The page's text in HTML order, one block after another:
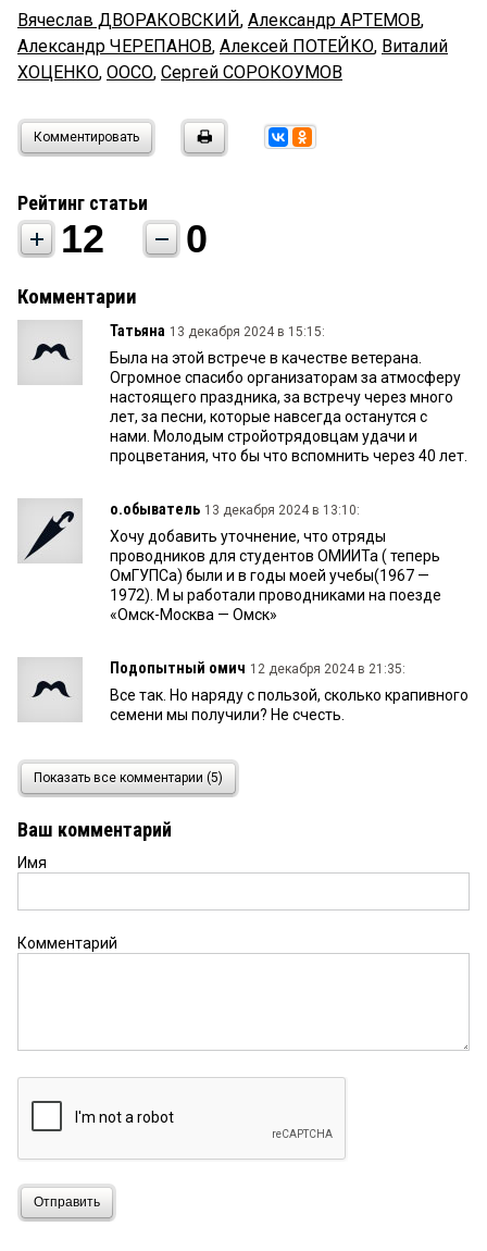
Вячеслав ДВОРАКОВСКИЙ, Александр АРТЕМОВ,
Александр ЧЕРЕПАНОВ, Алексей ПОТЕЙКО, Виталий
ХОЦЕНКО, ООСО, Сергей СОРОКОУМОВ
Комментировать
Рейтинг статьи
12 0
Комментарии
Татьяна 13 декабря 2024 в 15:15:
Была на этой встрече в качестве ветерана.
Огромное спасибо организаторам за атмосферу
настоящего праздника, за встречу через много
лет, за песни, которые навсегда останутся с
нами. Молодым стройотрядовцам удачи и
процветания, что бы что вспомнить через 40 лет.
о.обыватель 13 декабря 2024 в 13:10:
Хочу добавить уточнение, что отряды
проводников для студентов ОМИИТа ( теперь
ОмГУПСа) были и в годы моей учебы(1967 —
1972). М ы работали проводниками на поезде
«Омск-Москва — Омск»
Подопытный омич 12 декабря 2024 в 21:35:
Все так. Но наряду с пользой, сколько крапивного
семени мы получили? Не счесть.
имя имя 12 декабря 2024 в 10:12:
да очень прикольная движуха! для молодежи
Валерий 12 декабря 2024 в 09:42:
увидели, что наши традиции живы и
современные студенты их продолжают, третий
Показать все комментарии (5)
Ваш комментарий
Имя
Комментарий
Отправить